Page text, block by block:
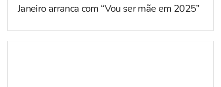
Janeiro arranca com “Vou ser mãe em 2025”